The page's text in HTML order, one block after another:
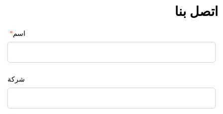
اتصل بنا
اسم *
شركة